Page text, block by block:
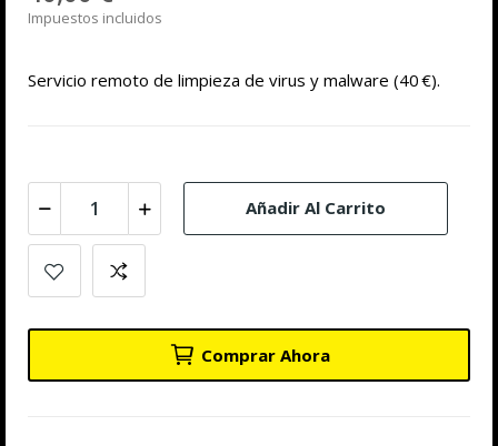
Impuestos incluidos
Servicio remoto de limpieza de virus y malware (40 €).
Añadir Al Carrito
Comprar Ahora